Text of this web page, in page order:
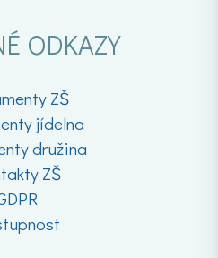
ODKAZY
ZŠ
jídelna
družina
ZŠ